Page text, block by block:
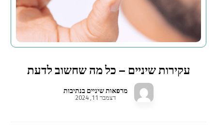
עקירות שיניים – כל מה שחשוב לדעת
מרפאות שיניים בנתיבות
דצמבר 11, 2024